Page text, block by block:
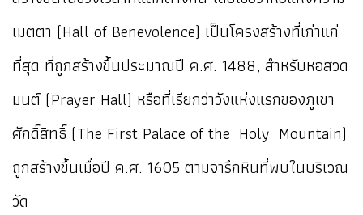
เมตตา (Hall of Benevolence) เป็นโครงสร้างที่เก่าแก่
ที่สุด ที่ถูกสร้างขึ้นประมาณปี ค.ศ. 1488, สำหรับหอสวด
มนต์ (Prayer Hall) หรือที่เรียกว่าวังแห่งแรกของภูเขา
ศักดิ์สิทธิ์ (The First Palace of the Holy Mountain)
ถูกสร้างขึ้นเมื่อปี ค.ศ. 1605 ตามจารึกหินที่พบในบริเวณ
วัด